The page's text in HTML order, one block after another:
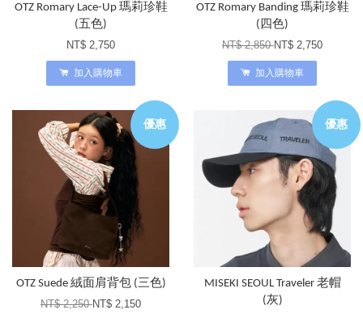
OTZ Romary Lace-Up 瑪莉珍鞋
(五色)
NT$ 2,750
加入購物車
OTZ Romary Banding 瑪莉珍鞋
(四色)
NT$ 2,850NT$ 2,750
加入購物車
優惠
OTZ Suede 絨面肩背包 (三色)
NT$ 2,250NT$ 2,150
優惠
MISEKI SEOUL Traveler 老帽
(灰)